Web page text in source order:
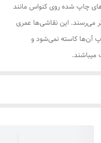
چاپ شده روی کنواس مانند
می‌رسند. این نقاشی‌ها عمری
آن‌ها کاسته نمی‌شود و
میباشند.